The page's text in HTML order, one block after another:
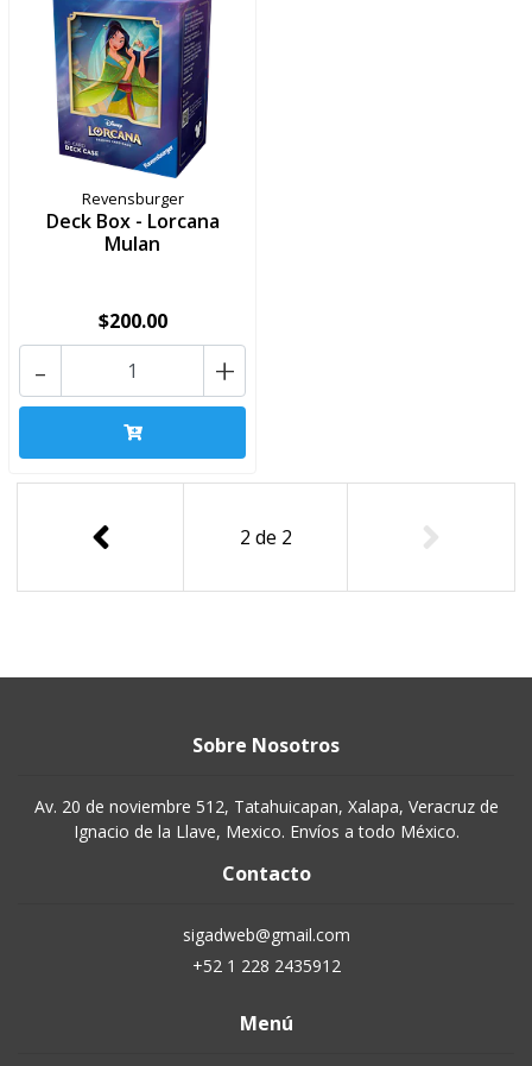
Revensburger
Deck Box - Lorcana
Mulan
$200.00
+
-
2 de 2
Sobre Nosotros
Av. 20 de noviembre 512, Tatahuicapan, Xalapa, Veracruz de
Ignacio de la Llave, Mexico. Envíos a todo México.
Contacto
sigadweb@gmail.com
+52 1 228 2435912
Menú